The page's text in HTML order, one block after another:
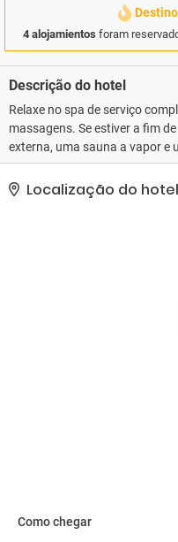
4 alojamientos foram
Descrição do hotel
Relaxe no spa de serviço
massagens. Se estiver a fim
externa, uma sauna a vapor e
Este hotel oferece
de concierge e salão de
incluem um business center
Localização do hotel
Como chegar